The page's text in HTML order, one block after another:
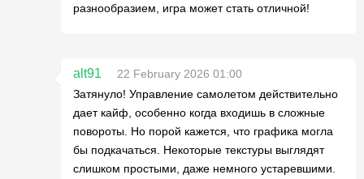
разнообразием, игра может стать отличной!
alt91
22 February 2026 01:00
Затянуло! Управление самолетом действительно
дает кайф, особенно когда входишь в сложные
повороты. Но порой кажется, что графика могла
бы подкачаться. Некоторые текстуры выглядят
слишком простыми, даже немного устаревшими.